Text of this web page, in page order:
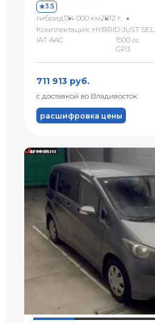
3.5
гибрид134 000 км2012 г.
Комплектация: HYBRID JUST
IAT AAC
1500 сс
GP3
711 913 руб.
с доставкой во Владивосток
расшифровка цены